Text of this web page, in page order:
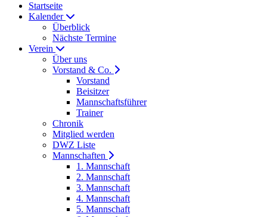
Startseite
Kalender
Überblick
Nächste Termine
Verein
Über uns
Vorstand & Co.
Vorstand
Beisitzer
Mannschaftsführer
Trainer
Chronik
Mitglied werden
DWZ Liste
Mannschaften
1. Mannschaft
2. Mannschaft
3. Mannschaft
4. Mannschaft
5. Mannschaft